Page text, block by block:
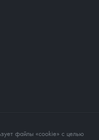
файлы «cookie» с целью